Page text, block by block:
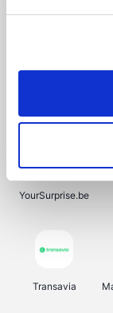
SupraBazar
YourSurprise.be
Transavia